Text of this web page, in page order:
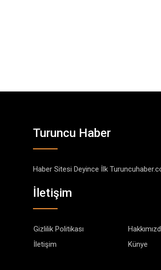
Turuncu Haber
Haber Sitesi Deyince İlk
İletişim
Gizlilik Politikası
İletişim
Künye